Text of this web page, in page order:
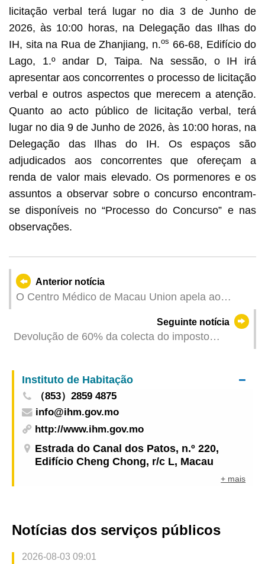
licitação verbal terá lugar no dia 3 de Junho de
2026, às 10:00 horas, na Delegação das Ilhas do
IH, sita na Rua de Zhanjiang, n.os 66-68, Edifício do
Lago, 1.º andar D, Taipa. Na sessão, o IH irá
apresentar aos concorrentes o processo de licitação
verbal e outros aspectos que merecem a atenção.
Quanto ao acto público de licitação verbal, terá
lugar no dia 9 de Junho de 2026, às 10:00 horas, na
Delegação das Ilhas do IH. Os espaços são
adjudicados aos concorrentes que ofereçam a
renda de valor mais elevado. Os pormenores e os
assuntos a observar sobre o concurso encontram-
se disponíveis no “Processo do Concurso” e nas
observações.
Anterior notícia
O Centro Médico de Macau Union apela ao
Seguinte notícia
Devolução de 60% da colecta do imposto
de 22 de Maio
Instituto de Habitação
（853）2859 4875
info@ihm.gov.mo
http://www.ihm.gov.mo
Estrada do Canal dos Patos, n.º 220,
Edifício Cheng Chong, r/c L, Macau
+ mais
Notícias dos serviços públicos
2026-08-03 09:01